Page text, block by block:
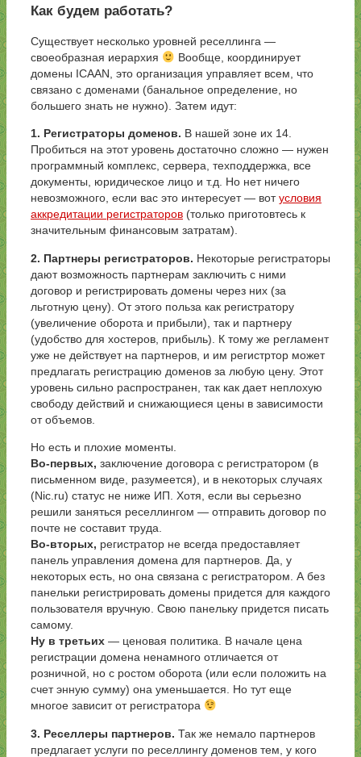
Как будем работать?
Существует несколько уровней реселлинга —
своеобразная иерархия
Вообще, координирует
домены ICAAN, это организация управляет всем, что
связано с доменами (банальное определение, но
большего знать не нужно). Затем идут:
1. Регистраторы доменов. В нашей зоне их 14.
Пробиться на этот уровень достаточно сложно — нужен
программный комплекс, сервера, техподдержка, все
документы, юридическое лицо и т.д. Но нет ничего
невозможного, если вас это интересует — вотусловия
аккредитации регистраторов (только приготовтесь к
значительным финансовым затратам).
2. Партнеры регистраторов. Некоторые регистраторы
дают возможность партнерам заключить с ними
договор и регистрировать домены через них (за
льготную цену). От этого польза как регистратору
(увеличение оборота и прибыли), так и партнеру
(удобство для хостеров, прибыль). К тому же регламент
уже не действует на партнеров, и им регистртор может
предлагать регистрацию доменов за любую цену. Этот
уровень сильно распространен, так как дает неплохую
свободу действий и снижающиеся цены в зависимости
от объемов.
Но есть и плохие моменты.
Во-первых, заключение договора с регистратором (в
письменном виде, разумеется), и в некоторых случаях
(Nic.ru) статус не ниже ИП. Хотя, если вы серьезно
решили заняться реселлингом — отправить договор по
почте не составит труда.
Во-вторых, регистратор не всегда предоставляет
панель управления домена для партнеров. Да, у
некоторых есть, но она связана с регистратором. А без
панельки регистрировать домены придется для каждого
пользователя вручную. Свою панельку придется писать
самому.
Ну в третьих — ценовая политика. В начале цена
регистрации домена ненамного отличается от
розничной, но с ростом оборота (или если положить на
счет энную сумму) она уменьшается. Но тут еще
многое зависит от регистратора
3. Реселлеры партнеров. Так же немало партнеров
предлагает услуги по реселлингу доменов тем, у кого